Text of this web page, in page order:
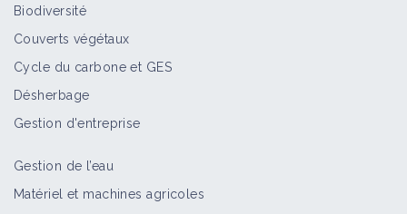
Le houblon agroécologique ! Ep.2/3,
Biodiversité
Couverts végétaux
Cycle du carbone et GES
Désherbage
Gestion d'entreprise
Gestion de l’eau
Matériel et machines agricoles